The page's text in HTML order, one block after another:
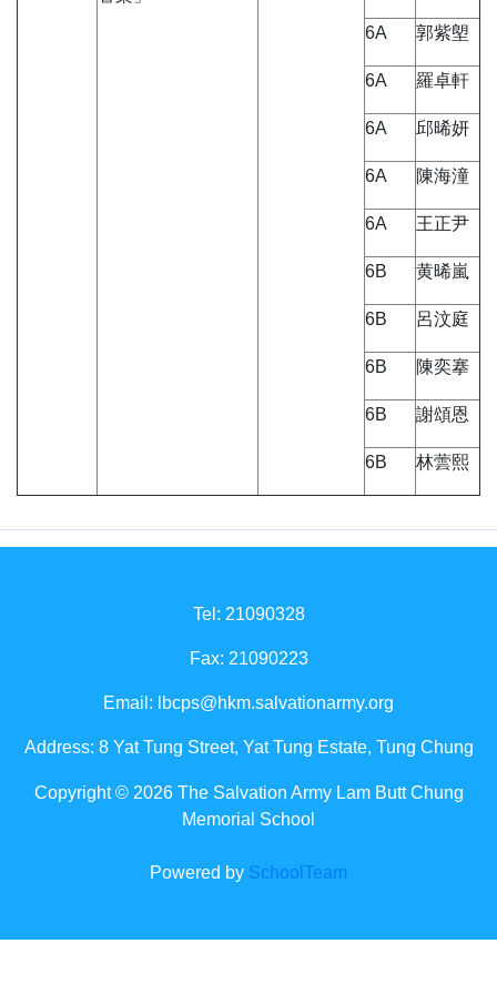
6A
郭紫塱
6A 羅卓軒
6A 邱晞妍
6A 陳海潼
6A 王正尹
6B 黄晞嵐
6B 呂汶庭
6B 陳奕搴
6B 謝頌恩
6B 林蕓熙
Tel: 21090328
Fax: 21090223
Email: lbcps@hkm.salvationarmy.org
Address: 8 Yat Tung Street, Yat Tung Estate, Tung Chung
Copyright © 2026 The Salvation Army Lam Butt Chung
Memorial School
Powered by SchoolTeam